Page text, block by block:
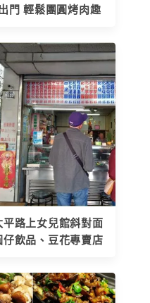
門 輕鬆團圓烤肉趣
路上女兒館斜對面
飲品、豆花專賣店